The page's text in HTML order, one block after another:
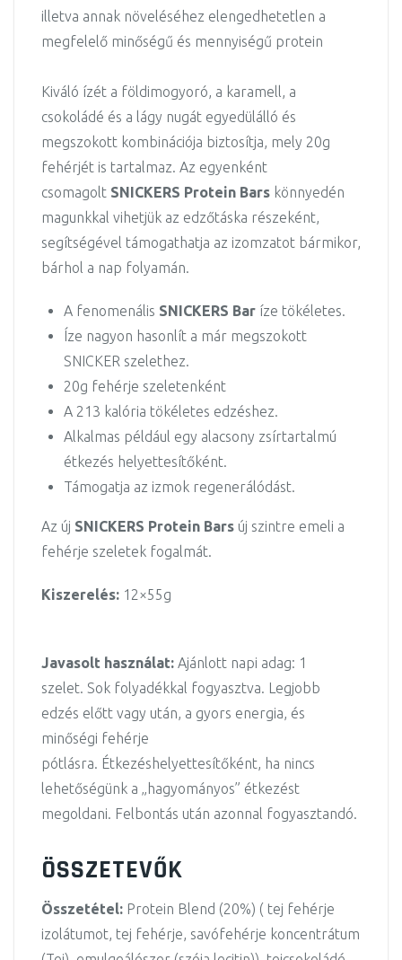
illetva annak növeléséhez elengedhetetlen a
megfelelő minőségű és mennyiségű protein
Kiváló ízét a földimogyoró, a karamell, a
csokoládé és a lágy nugát egyedülálló és
megszokott kombinációja biztosítja, mely 20g
fehérjét is tartalmaz. Az egyenként
csomagolt SNICKERS Protein Bars könnyedén
magunkkal vihetjük az edzőtáska részeként,
segítségével támogathatja az izomzatot bármikor,
bárhol a nap folyamán.
A fenomenális SNICKERS Bar íze tökéletes.
Íze nagyon hasonlít a már megszokott
SNICKER szelethez.
20g fehérje szeletenként
A 213 kalória tökéletes edzéshez.
Alkalmas például egy alacsony zsírtartalmú
étkezés helyettesítőként.
Támogatja az izmok regenerálódást.
Az új SNICKERS Protein Bars új szintre emeli a
fehérje szeletek fogalmát.
Kiszerelés: 12×55g
Javasolt használat: Ajánlott napi adag: 1
szelet. Sok folyadékkal fogyasztva. Legjobb
edzés előtt vagy után, a gyors energia, és
minőségi fehérje
pótlásra. Étkezéshelyettesítőként, ha nincs
lehetőségünk a „hagyományos” étkezést
megoldani. Felbontás után azonnal fogyasztandó.
ÖSSZETEVŐK
Összetétel: Protein Blend (20%) ( tej fehérje
izolátumot, tej fehérje, savófehérje koncentrátum